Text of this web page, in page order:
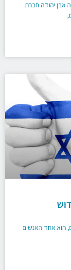
אבן יהודה חברת
הוא אחד האנשים